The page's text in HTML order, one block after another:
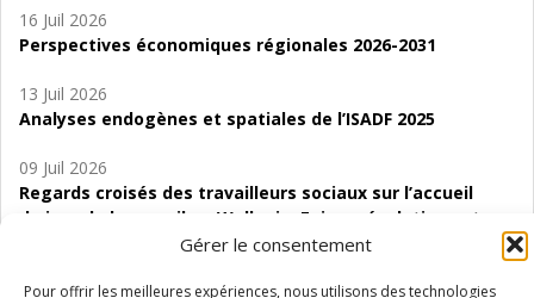
Gérer le consentement
Pour offrir les meilleures expériences, nous utilisons des technologies
16 Juil 2026
Perspectives économiques régionales 2026-2031
13 Juil 2026
Analyses endogènes et spatiales de l’ISADF 2025
09 Juil 2026
Regards croisés des travailleurs sociaux sur l’accueil
de jour de bas seuil en Wallonie. Enjeux, évolutions et
06 Juil 2026